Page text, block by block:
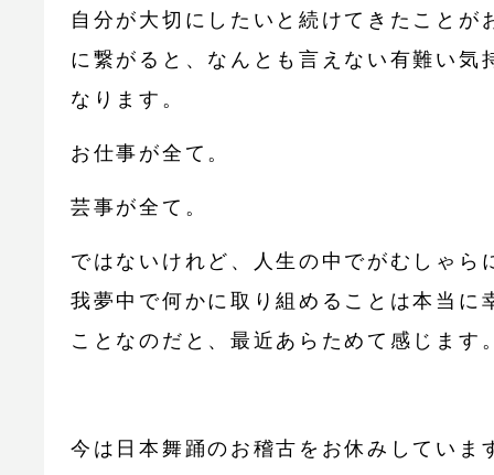
自分が大切にしたいと続けてきたことが
に繋がると、なんとも言えない有難い気
なります。
お仕事が全て。
芸事が全て。
ではないけれど、人生の中でがむしゃら
我夢中で何かに取り組めることは本当に
ことなのだと、最近あらためて感じます
今は日本舞踊のお稽古をお休みしていま